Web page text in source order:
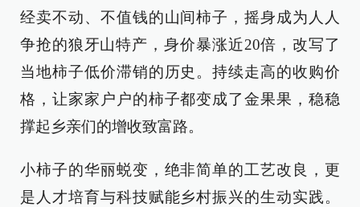
经卖不动、不值钱的山间柿子，摇身成为人人
争抢的狼牙山特产，身价暴涨近20倍，改写了
当地柿子低价滞销的历史。持续走高的收购价
格，让家家户户的柿子都变成了金果果，稳稳
撑起乡亲们的增收致富路。
小柿子的华丽蜕变，绝非简单的工艺改良，更
是人才培育与科技赋能乡村振兴的生动实践。